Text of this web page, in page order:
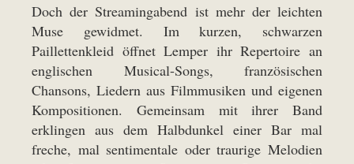
Doch der Streamingabend ist mehr der leichten
Muse gewidmet. Im kurzen, schwarzen
Paillettenkleid öffnet Lemper ihr Repertoire an
englischen Musical-Songs, französischen
Chansons, Liedern aus Filmmusiken und eigenen
Kompositionen. Gemeinsam mit ihrer Band
erklingen aus dem Halbdunkel einer Bar mal
freche, mal sentimentale oder traurige Melodien